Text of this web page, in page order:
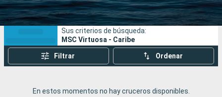
Puertos Compañías
Buscar
Sus criterios de búsqueda:
MSC Virtuosa - Caribe
Filtrar Ordenar
En estos momentos no hay cruceros disponibles.